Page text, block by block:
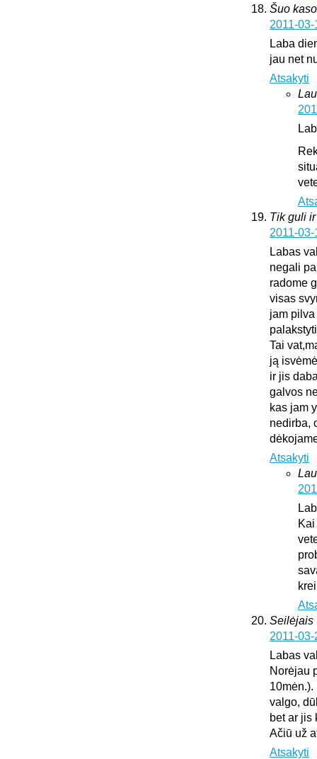
Šuo
2011-
Laba
jau net
Atsakyti
Tik guli
2011-
Labas
negali
radome
visas
jam
Tai
ją
ir jis
galvos
kas jam
nedirba,
Atsakyti
Seilėjais
2011-
Labas
Norėjau
valgo,
bet ar jis
Ačiū už
Atsakyti